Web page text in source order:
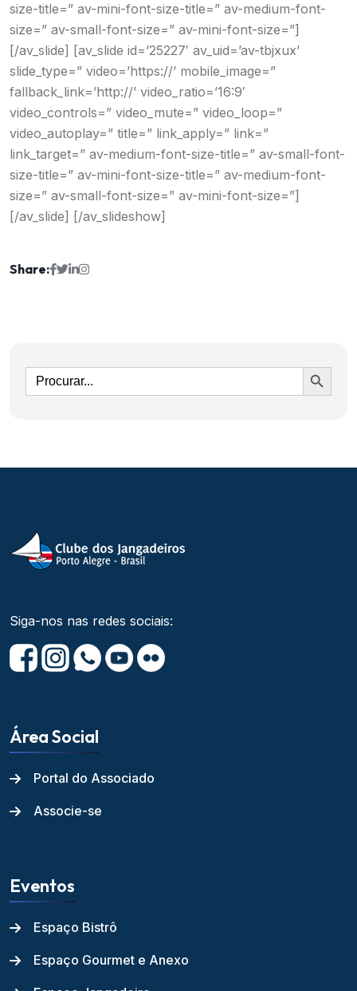
size-title=” av-mini-font-size-title=” av-medium-font-
size=” av-small-font-size=” av-mini-font-size=”]
[/av_slide] [av_slide id=’25227′ av_uid=’av-tbjxux’
slide_type=” video=’https://’ mobile_image=”
fallback_link=’http://’ video_ratio=’16:9′
video_controls=” video_mute=” video_loop=”
video_autoplay=” title=” link_apply=” link=”
link_target=” av-medium-font-size-title=” av-small-font-
size-title=” av-mini-font-size-title=” av-medium-font-
size=” av-small-font-size=” av-mini-font-size=”]
[/av_slide] [/av_slideshow]
Share:
Ir
Siga-nos nas redes sociais:
Área Social
Portal do Associado
Associe-se
Eventos
Espaço Bistrô
Espaço Gourmet e Anexo